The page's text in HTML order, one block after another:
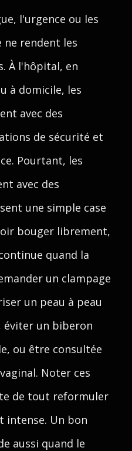
l'urgence ou les
ne rendent les
À l'hôpital, en
à domicile, les
avec des
de sécurité et
Pourtant, les
avec des
une simple case
bouger librement,
quand la
un clampage
un peau à peau
un biberon
ou être consultée
Noter ces
de tout reformuler
intense. Un bon
aussi quand le